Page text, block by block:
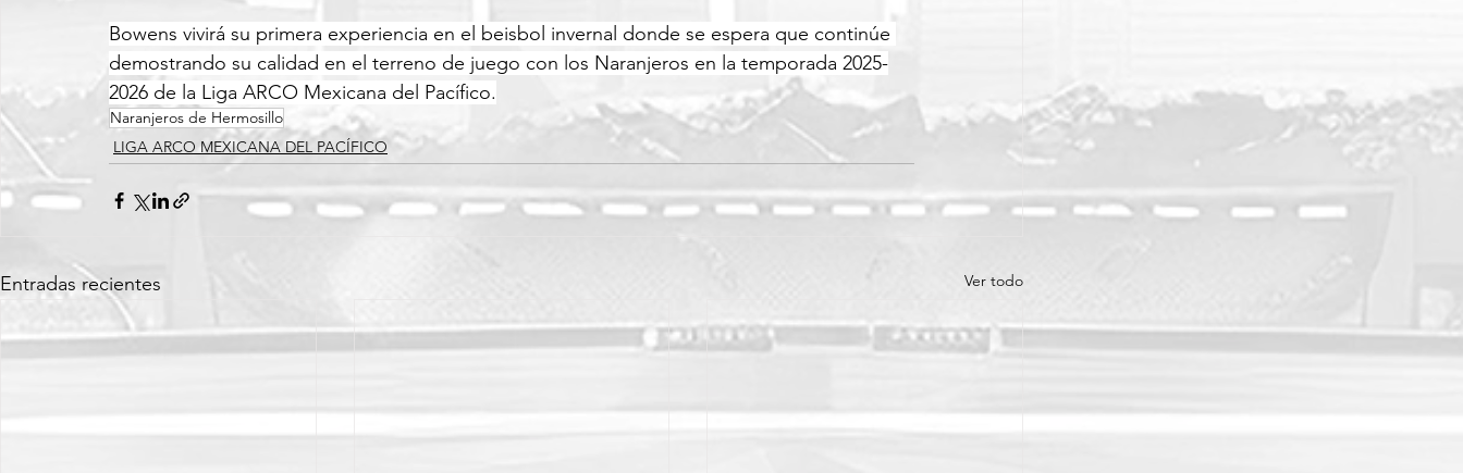
Bowens vivirá su primera experiencia en el beisbol invernal donde se espera que continúe
demostrando su calidad en el terreno de juego con los Naranjeros en la temporada 2025-
2026 de la Liga ARCO Mexicana del Pacífico.
Naranjeros de Hermosillo
LIGA ARCO MEXICANA DEL PACÍFICO
Entradas recientes Ver todo